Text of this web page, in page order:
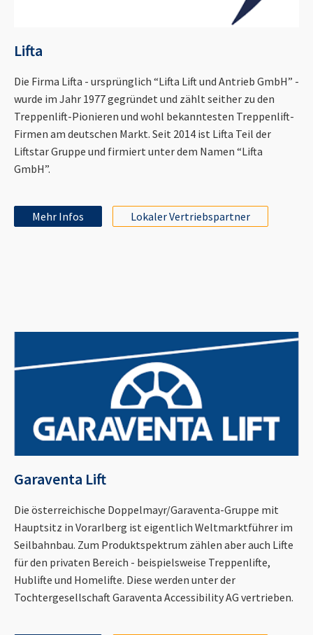
Lifta
Die Firma Lifta - ursprünglich “Lifta Lift und Antrieb GmbH” -
wurde im Jahr 1977 gegründet und zählt seither zu den
Treppenlift-Pionieren und wohl bekanntesten Treppenlift-
Firmen am deutschen Markt. Seit 2014 ist Lifta Teil der
Liftstar Gruppe und firmiert unter dem Namen “Lifta
GmbH”.
Mehr Infos Lokaler Vertriebspartner
Garaventa Lift
Die österreichische Doppelmayr/Garaventa-Gruppe mit
Hauptsitz in Vorarlberg ist eigentlich Weltmarktführer im
Seilbahnbau. Zum Produktspektrum zählen aber auch Lifte
für den privaten Bereich - beispielsweise Treppenlifte,
Hublifte und Homelifte. Diese werden unter der
Tochtergesellschaft Garaventa Accessibility AG vertrieben.